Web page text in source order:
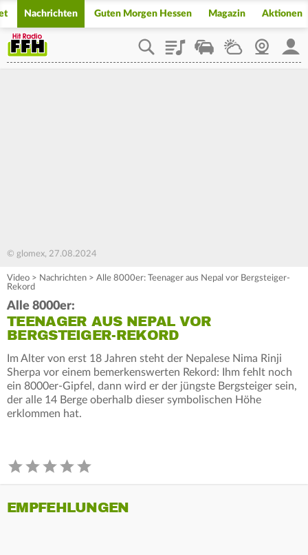
Nachrichten Guten Morgen Hessen Magazin Aktionen
PlaylistStaupilotWetterWebcam
© glomex, 27.08.2024
Video > Nachrichten > Alle 8000er: Teenager aus Nepal vor Bergsteiger-
Rekord
Alle 8000er:
TEENAGER AUS NEPAL VOR
BERGSTEIGER-REKORD
Im Alter von erst 18 Jahren steht der Nepalese Nima Rinji
Sherpa vor einem bemerkenswerten Rekord: Ihm fehlt noch
ein 8000er-Gipfel, dann wird er der jüngste Bergsteiger sein,
der alle 14 Berge oberhalb dieser symbolischen Höhe
erklommen hat.
EMPFEHLUNGEN